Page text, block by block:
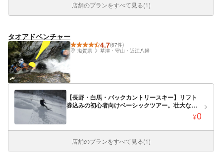
店舗のプランをすべて見る(1)
タオアドベンチャー
4.7(67件)
滋賀県
草津・守山・近江八幡
【長野・白馬・バックカントリースキー】リフト
券込みの初心者向けベーシックツアー。壮大なス
¥0
店舗のプランをすべて見る(1)